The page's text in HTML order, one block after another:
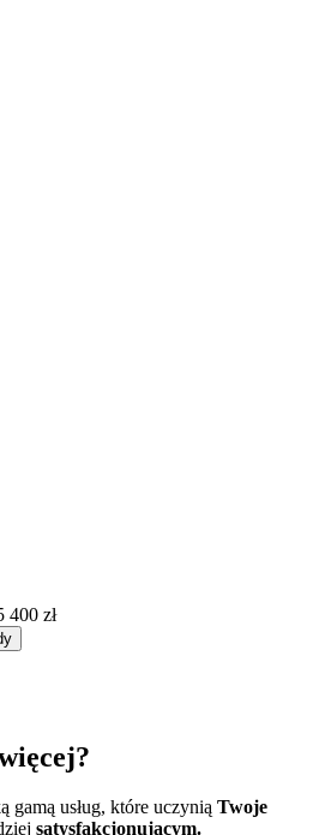
400 zł
gamą usług, które uczynią Twoje
satysfakcjonującym.